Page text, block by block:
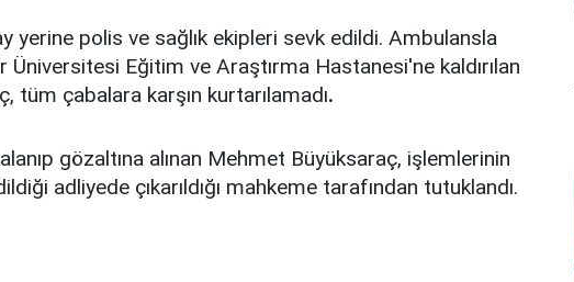
yerine polis ve sağlık ekipleri sevk edildi. Ambulansla
Üniversitesi Eğitim ve Araştırma Hastanesi'ne kaldırılan
tüm çabalara karşın kurtarılamadı.
gözaltına alınan Mehmet Büyüksaraç, işlemlerinin
adliyede çıkarıldığı mahkeme tarafından tutuklandı.